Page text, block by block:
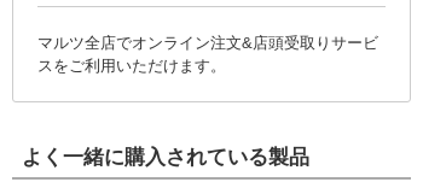
マルツ全店でオンライン注文&店頭受取りサービ
スをご利用いただけます。
よく一緒に購入されている製品